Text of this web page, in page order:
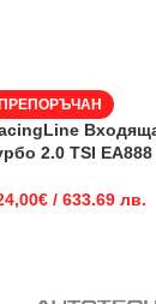
ПРЕПОРЪЧАН
2.0 TSI
€ / 633.69 лв.